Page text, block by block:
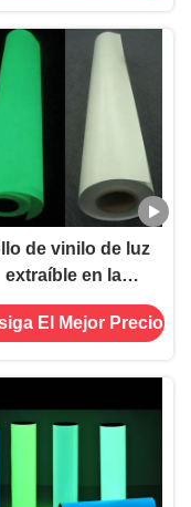
de vinilo de luz
extraíble en la
oscuridad para
de salida de
El Mejor Precio